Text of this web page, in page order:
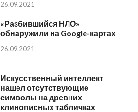
26.09.2021
«Разбившийся НЛО»
обнаружили на Google-картах
26.09.2021
Искусственный интеллект
нашел отсутствующие
символы на древних
клинописных табличках